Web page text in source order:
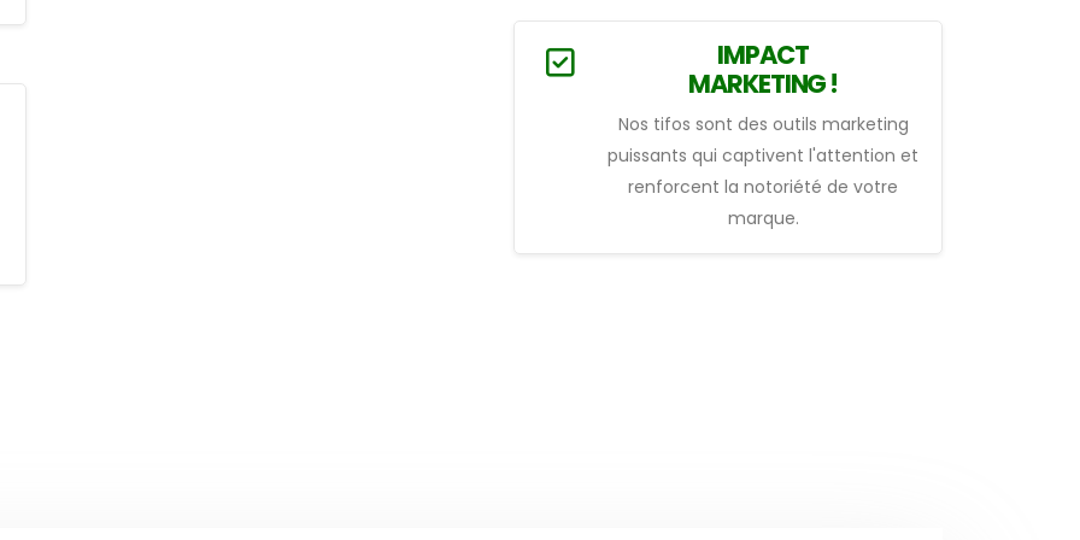
IMPACT
MARKETING !
Nos tifos sont des outils marketing
puissants qui captivent l'attention et
renforcent la notoriété de votre
marque.